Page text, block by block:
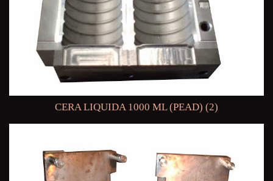
CERA LIQUIDA 1000 ML (PEAD) (2)